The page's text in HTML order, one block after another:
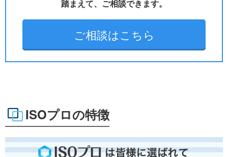
踏まえて、ご相談できます。
ご相談はこちら
ISOプロの特徴